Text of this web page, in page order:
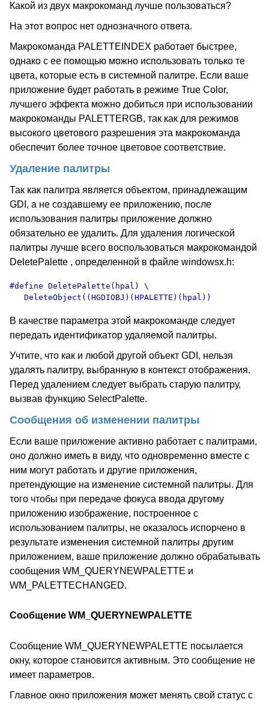
Какой из двух макрокоманд лучше пользоваться?
На этот вопрос нет однозначного ответа.
Макрокоманда PALETTEINDEX работает быстрее,
однако с ее помощью можно использовать только те
цвета, которые есть в системной палитре. Если ваше
приложение будет работать в режиме True Color,
лучшего эффекта можно добиться при использовании
макрокоманды PALETTERGB, так как для режимов
высокого цветового разрешения эта макрокоманда
обеспечит более точное цветовое соответствие.
Удаление палитры
Так как палитра является объектом, принадлежащим
GDI, а не создавшему ее приложению, после
использования палитры приложение должно
обязательно ее удалить. Для удаления логической
палитры лучше всего воспользоваться макрокомандой
DeletePalette , определенной в файле windowsx.h:
#define DeletePalette(hpal) \
   DeleteObject((HGDIOBJ)(HPALETTE)(hpal))
В качестве параметра этой макрокоманде следует
передать идентификатор удаляемой палитры.
Учтите, что как и любой другой объект GDI, нельзя
удалять палитру, выбранную в контекст отображения.
Перед удалением следует выбрать старую палитру,
вызвав функцию SelectPalette.
Сообщения об изменении палитры
Если ваше приложение активно работает с палитрами,
оно должно иметь в виду, что одновременно вместе с
ним могут работать и другие приложения,
претендующие на изменение системной палитры. Для
того чтобы при передаче фокуса ввода другому
приложению изображение, построенное с
использованием палитры, не оказалось испорчено в
результате изменения системной палитры другим
приложением, ваше приложение должно обрабатывать
сообщения WM_QUERYNEWPALETTE и
WM_PALETTECHANGED.
Сообщение WM_QUERYNEWPALETTE
Сообщение WM_QUERYNEWPALETTE посылается
окну, которое становится активным. Это сообщение не
имеет параметров.
Главное окно приложения может менять свой статус с